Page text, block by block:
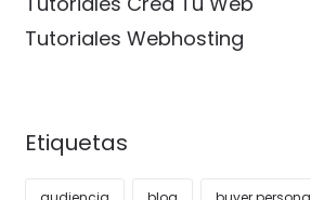
Tutoriales Webhosting
Etiquetas